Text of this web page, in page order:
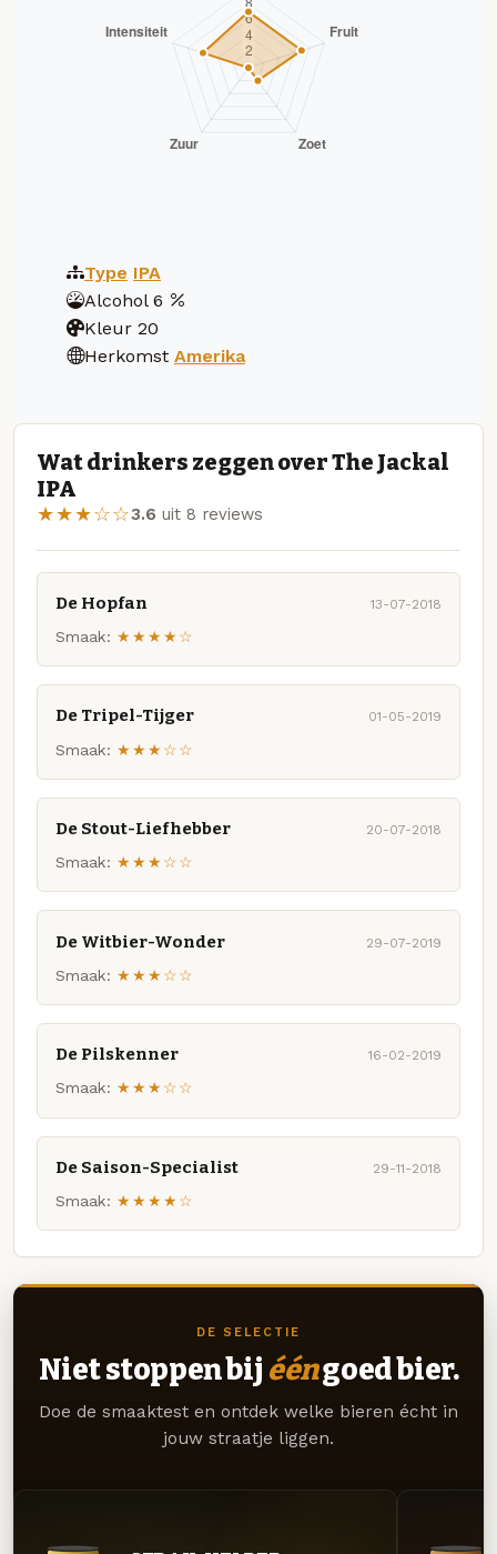
Type IPA
Alcohol 6
Kleur 20
Herkomst Amerika
Wat drinkers zeggen over The Jackal
IPA
★★★☆☆3.6 uit 8 reviews
De Hopfan 13-07-2018
Smaak: ★★★★☆
De Tripel-Tijger 01-05-2019
Smaak: ★★★☆☆
De Stout-Liefhebber 20-07-2018
Smaak: ★★★☆☆
De Witbier-Wonder 29-07-2019
Smaak: ★★★☆☆
De Pilskenner 16-02-2019
Smaak: ★★★☆☆
De Saison-Specialist 29-11-2018
Smaak: ★★★★☆
DE SELECTIE
Niet stoppen bij ééngoed bier.
Doe de smaaktest en ontdek welke bieren écht in
jouw straatje liggen.